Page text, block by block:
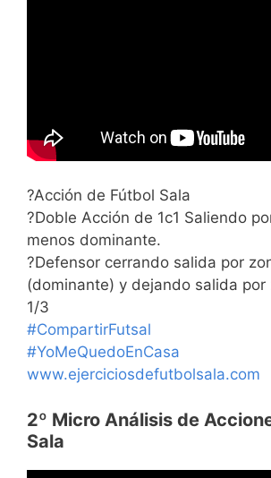
?Acción de Fútbol Sala
?Doble Acción de 1c1 Saliendo
menos dominante.
?Defensor cerrando salida por
(dominante) y dejando salida por
1/3
#CompartirFutsal
#YoMeQuedoEnCasa
www.ejerciciosdefutbolsala.com
2º Micro Análisis de
Sala